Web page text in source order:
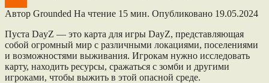
Автор Grounded На чтение 15 мин. Опубликовано 19.05.2024
Пуста DayZ — это карта для игры DayZ, представляющая
собой огромный мир с различными локациями, поселениями
и возможностями выживания. Игрокам нужно исследовать
карту, находить ресурсы, сражаться с зомби и другими
игроками, чтобы выжить в этой опасной среде.